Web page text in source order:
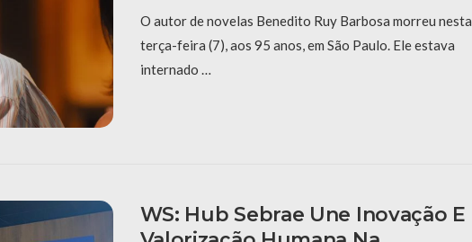
O autor de novelas Benedito Ruy Barbosa morreu nesta
terça-feira (7), aos 95 anos, em São Paulo. Ele estava
internado …
WS: Hub Sebrae Une Inovação E